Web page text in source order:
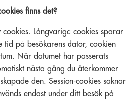
finns det?
cookies. Långvariga cookies sparar
tid på besökarens dator, cookien
När datumet har passerats
nästa gång du återkommer
den. Session-cookies saknar
endast under ditt besök på